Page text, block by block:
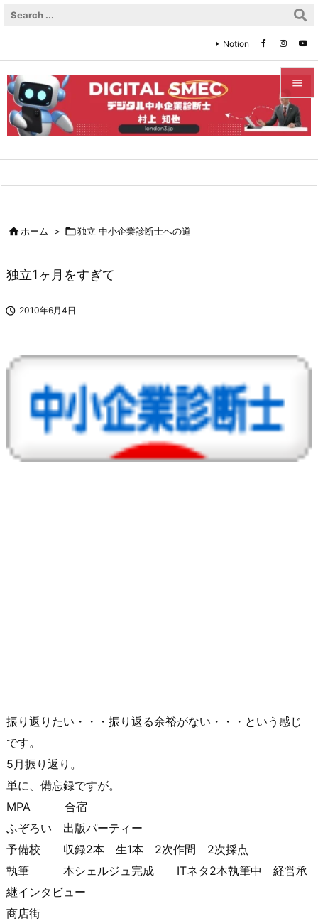


メニュ

Notion
ホーム > 独立 中小企業診断士への道
独立1ヶ月をすぎて
 2010年6月4日
振り返りたい・・・振り返る余裕がない・・・という感じ
です。
5月振り返り。
単に、備忘録ですが。
MPA 合宿
ふぞろい 出版パーティー
予備校 収録2本 生1本 2次作問 2次採点
執筆 本シェルジュ完成 ITネタ2本執筆中 経営承
継インタビュー
商店街